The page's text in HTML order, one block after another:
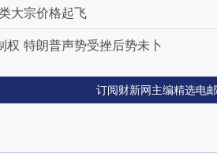
大宗价格起飞
权 特朗普声势受挫后势未卜
订阅财新网主编精选电邮